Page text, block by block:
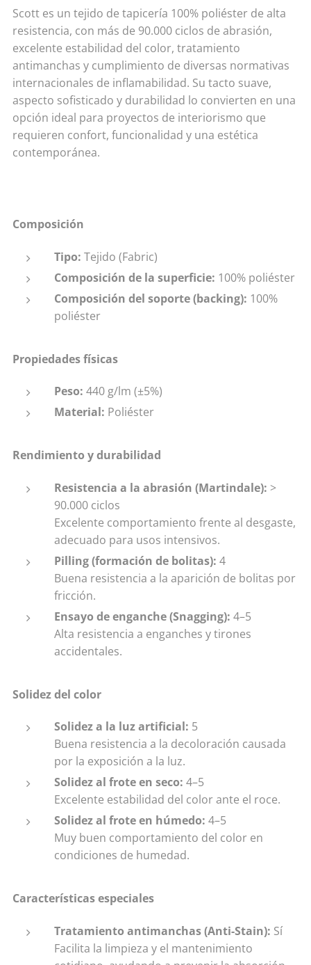
Scott es un tejido de tapicería 100% poliéster de alta
resistencia, con más de 90.000 ciclos de abrasión,
excelente estabilidad del color, tratamiento
antimanchas y cumplimiento de diversas normativas
internacionales de inflamabilidad. Su tacto suave,
aspecto sofisticado y durabilidad lo convierten en una
opción ideal para proyectos de interiorismo que
requieren confort, funcionalidad y una estética
contemporánea.
Composición
Tipo: Tejido (Fabric)
Composición de la superficie: 100% poliéster
Composición del soporte (backing): 100%
poliéster
Propiedades físicas
Peso: 440 g/lm (±5%)
Material: Poliéster
Rendimiento y durabilidad
Resistencia a la abrasión (Martindale): >
90.000 ciclos
Excelente comportamiento frente al desgaste,
adecuado para usos intensivos.
Pilling (formación de bolitas): 4
Buena resistencia a la aparición de bolitas por
fricción.
Ensayo de enganche (Snagging): 4–5
Alta resistencia a enganches y tirones
accidentales.
Solidez del color
Solidez a la luz artificial: 5
Buena resistencia a la decoloración causada
por la exposición a la luz.
Solidez al frote en seco: 4–5
Excelente estabilidad del color ante el roce.
Solidez al frote en húmedo: 4–5
Muy buen comportamiento del color en
condiciones de humedad.
Características especiales
Tratamiento antimanchas (Anti-Stain): Sí
Facilita la limpieza y el mantenimiento